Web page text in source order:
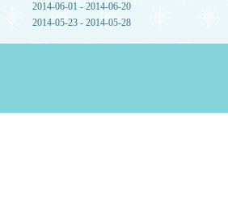
2014-06-01 - 2014-06-20
2014-05-23 - 2014-05-28